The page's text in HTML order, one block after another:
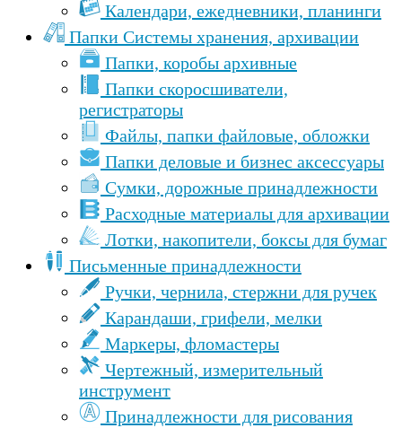
Календари, ежедневники, планинги
Папки Cистемы хранения, архивации
Папки, коробы архивные
Папки скоросшиватели,
регистраторы
Файлы, папки файловые, обложки
Папки деловые и бизнес аксессуары
Сумки, дорожные принадлежности
Расходные материалы для архивации
Лотки, накопители, боксы для бумаг
Письменные принадлежности
Ручки, чернила, стержни для ручек
Карандаши, грифели, мелки
Маркеры, фломастеры
Чертежный, измерительный
инструмент
Принадлежности для рисования